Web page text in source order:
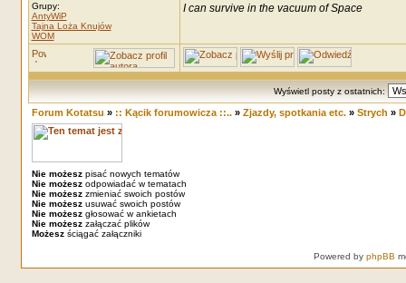
Grupy:
AntyWiP
Tajna Loża Knujów
WOM
I can survive in the vacuum of Space
Wyświetl posty z ostatnich:
Forum Kotatsu » :: Kącik forumowicza ::..» Zjazdy, spotkania etc.» Strych »
Nie możeszpisać nowych tematów
Nie możeszodpowiadać w tematach
Nie możeszzmieniać swoich postów
Nie możeszusuwać swoich postów
Nie możeszgłosować w ankietach
Nie możeszzałączać plików
Możeszściągać załączniki
Powered by phpBB